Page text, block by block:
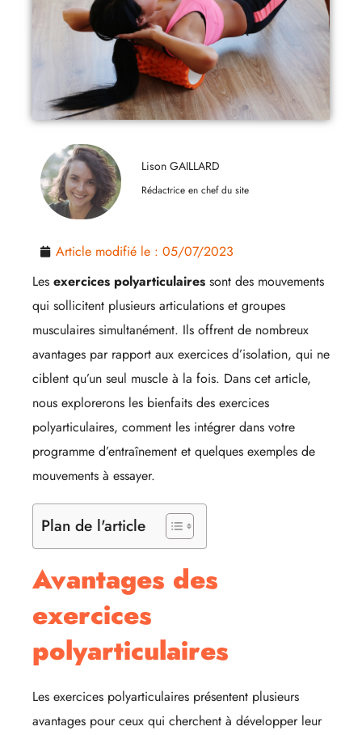
Lison GAILLARD
Rédactrice en chef du site
Article modifié le : 05/07/2023
Les exercices polyarticulaires sont des mouvements
qui sollicitent plusieurs articulations et groupes
musculaires simultanément. Ils offrent de nombreux
avantages par rapport aux exercices d’isolation, qui ne
ciblent qu’un seul muscle à la fois. Dans cet article,
nous explorerons les bienfaits des exercices
polyarticulaires, comment les intégrer dans votre
programme d’entraînement et quelques exemples de
mouvements à essayer.
Plan de l'article
Avantages des
exercices
polyarticulaires
Les exercices polyarticulaires présentent plusieurs
avantages pour ceux qui cherchent à développer leur